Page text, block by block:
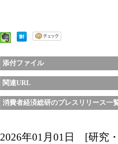
添付ファイル
関連URL
消費者経済総研のプレスリリース一
2026年01月01日 [研究